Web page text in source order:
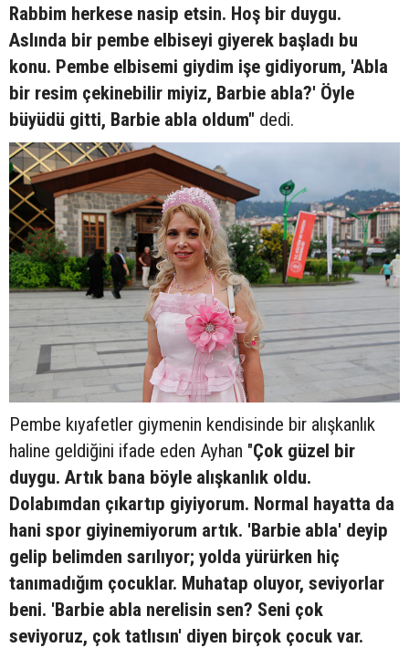
Rabbim herkese nasip etsin. Hoş bir duygu.
Aslında bir pembe elbiseyi giyerek başladı bu
konu. Pembe elbisemi giydim işe gidiyorum, 'Abla
bir resim çekinebilir miyiz, Barbie abla?' Öyle
büyüdü gitti, Barbie abla oldum" dedi.
Pembe kıyafetler giymenin kendisinde bir alışkanlık
haline geldiğini ifade eden Ayhan "Çok güzel bir
duygu. Artık bana böyle alışkanlık oldu.
Dolabımdan çıkartıp giyiyorum. Normal hayatta da
hani spor giyinemiyorum artık. 'Barbie abla' deyip
gelip belimden sarılıyor; yolda yürürken hiç
tanımadığım çocuklar. Muhatap oluyor, seviyorlar
beni. 'Barbie abla nerelisin sen? Seni çok
seviyoruz, çok tatlısın' diyen birçok çocuk var.